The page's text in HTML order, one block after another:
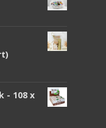
- 108 x